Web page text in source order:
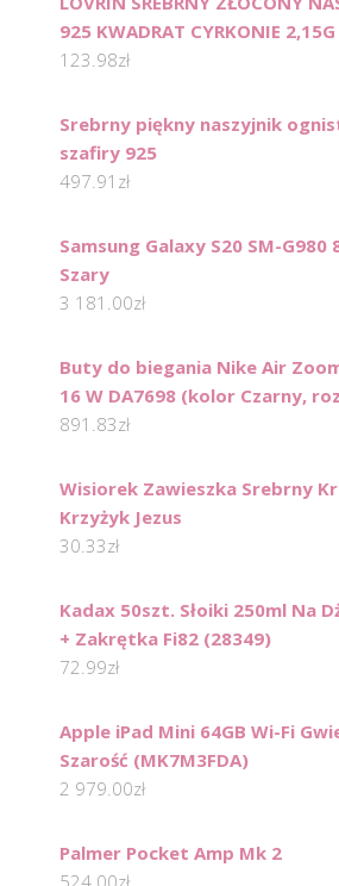
925 KWADRAT CYRKONIE 2,15G
123.98zł
Srebrny piękny naszyjnik
szafiry 925
497.91 zł
Samsung Galaxy S20 SM-G980
Szary
3 181.00zł
Buty do biegania Nike Air
16 W DA7698 (kolor Czarny,
891.83zł
Wisiorek Zawieszka Srebrny
Krzyżyk Jezus
30.33zł
Kadax 50szt. Słoiki 250ml Na
+ Zakrętka Fi82 (28349)
72.99zł
Apple iPad Mini 64GB Wi-Fi
Szarość (MK7M3FDA)
2 979.00zł
Palmer Pocket Amp Mk 2
524.00zł